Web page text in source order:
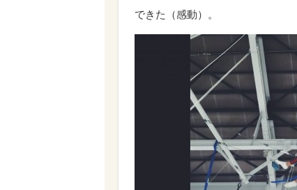
できた（感動）。